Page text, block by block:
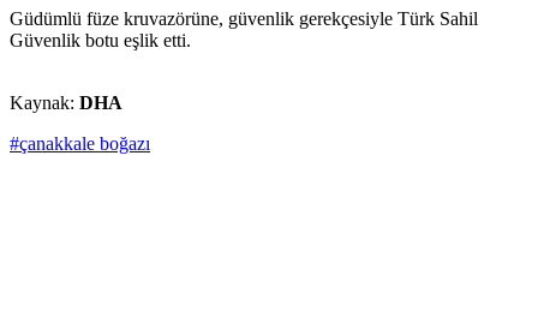
Güdümlü füze kruvazörüne, güvenlik gerekçesiyle Türk Sahil
Güvenlik botu eşlik etti.
Kaynak: DHA
#çanakkale boğazı